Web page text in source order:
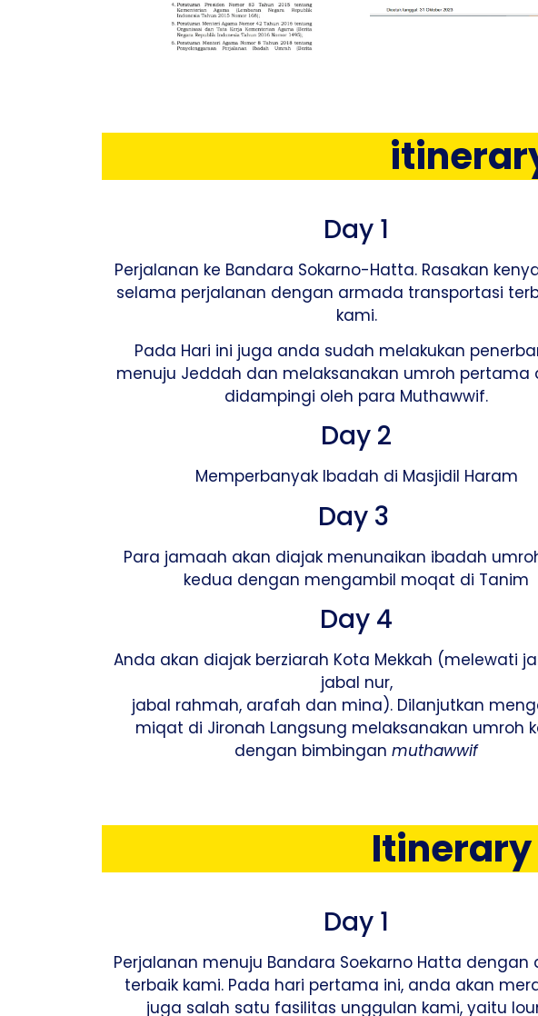
Day 1
Perjalanan ke Bandara Sokarno-Hatta. Rasakan
selama perjalanan dengan armada transportasi
kami.
Pada Hari ini juga anda sudah melakukan
menuju Jeddah dan melaksanakan umroh pertama
didampingi oleh para Muthawwif.
Day 2
Memperbanyak Ibadah di Masjidil Haram
Day 3
Para jamaah akan diajak menunaikan ibadah
kedua dengan mengambil moqat di Tanim
Day 4
Anda akan diajak berziarah Kota Mekkah (melewati
jabal nur,
jabal rahmah, arafah dan mina). Dilanjutkan
miqat di Jironah Langsung melaksanakan umroh
dengan bimbingan muthawwif
Itinerary
Day 1
Perjalanan menuju Bandara Soekarno Hatta dengan
terbaik kami. Pada hari pertama ini, anda akan
juga salah satu fasilitas unggulan kami, yaitu